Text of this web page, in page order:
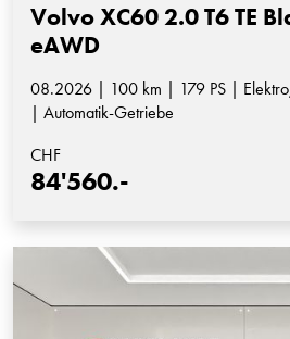
Volvo XC60 2.0 T6 TE
eAWD
08.2026 | 100 km | 179 PS |
| Automatik-Getriebe
CHF
84'560.-